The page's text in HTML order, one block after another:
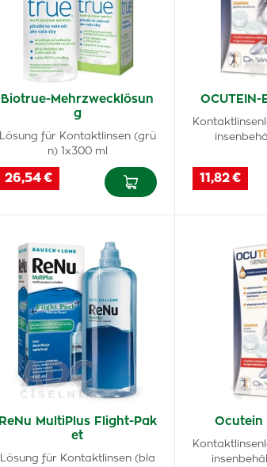
Biotrue-Mehrzwecklösun
g
Lösung für Kontaktlinsen (grü
n) 1x300 ml
26,54 €
OCUTEIN-
11,82 €
ReNu MultiPlus Flight-Pak
et
Lösung für Kontaktlinsen (bla
Ocutein